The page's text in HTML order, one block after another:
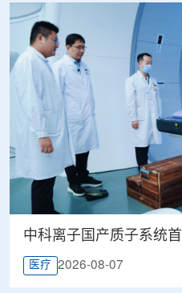
中科离子国产质子系统
医疗 2026-08-07